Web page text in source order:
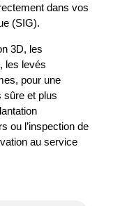
dans vos
(SIG).
3D, les
les levés
pour une
sûre et plus
ou l’inspection de
au service